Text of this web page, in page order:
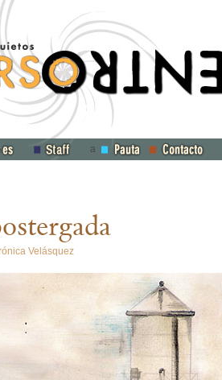
a
Velásquez